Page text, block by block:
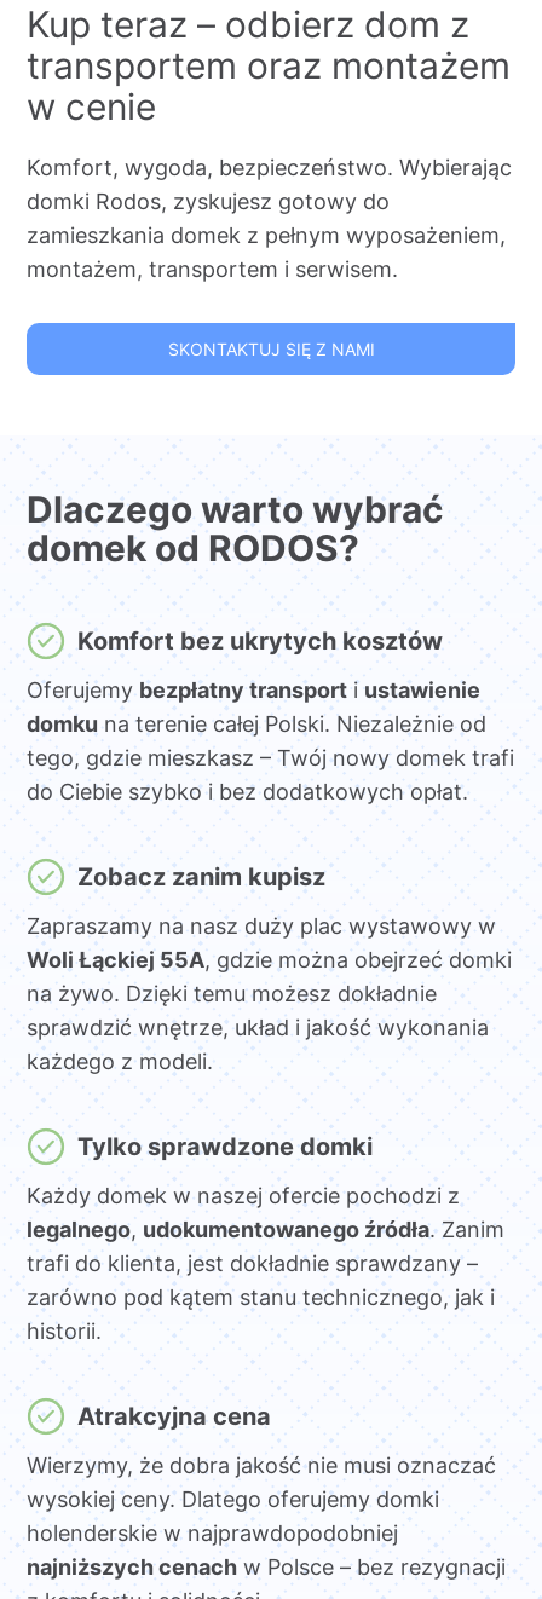
Kup teraz – odbierz dom z
transportem oraz montażem
w cenie
Komfort, wygoda, bezpieczeństwo. Wybierając
domki Rodos, zyskujesz gotowy do
zamieszkania domek z pełnym wyposażeniem,
montażem, transportem i serwisem.
SKONTAKTUJ SIĘ Z NAMI
Dlaczego warto wybrać
domek od RODOS?
Komfort bez ukrytych kosztów
Oferujemybezpłatny transporti ustawienie
domkuna terenie całej Polski. Niezależnie od
tego, gdzie mieszkasz – Twój nowy domek trafi
do Ciebie szybko i bez dodatkowych opłat.
Zobacz zanim kupisz
Zapraszamy na nasz duży plac wystawowy w
Woli Łąckiej 55A, gdzie można obejrzeć domki
na żywo. Dzięki temu możesz dokładnie
sprawdzić wnętrze, układ i jakość wykonania
każdego z modeli.
Tylko sprawdzone domki
Każdy domek w naszej ofercie pochodzi z
legalnego, udokumentowanego źródła. Zanim
trafi do klienta, jest dokładnie sprawdzany –
zarówno pod kątem stanu technicznego, jak i
historii.
Atrakcyjna cena
Wierzymy, że dobra jakość nie musi oznaczać
wysokiej ceny. Dlatego oferujemy domki
holenderskie w najprawdopodobniej
najniższych cenachw Polsce – bez rezygnacji